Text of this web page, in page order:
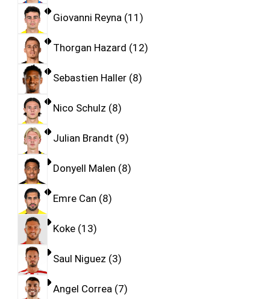
Giovanni Reyna 11
Thorgan Hazard 12
Sebastien Haller 8
Nico Schulz 8
Julian Brandt 9
Donyell Malen 8
Emre Can 8
Koke 13
Saul Niguez 3
Angel Correa 7